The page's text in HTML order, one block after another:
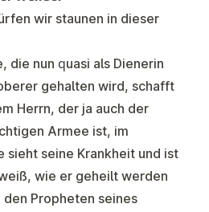
wir staunen in dieser
die nun quasi als Dienerin
gehalten wird, schafft
Herrn, der ja auch der
Armee ist, im
sieht seine Krankheit und ist
wie er geheilt werden
den Propheten seines